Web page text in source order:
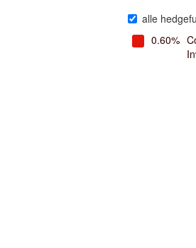
alle
0.60%